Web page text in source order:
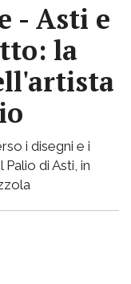
- Asti e
la
i disegni e i
di Asti, in